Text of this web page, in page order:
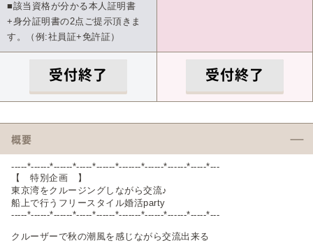
■該当資格が分かる本人証明書
+身分証明書の2点ご提示頂きま
す。（例:社員証+免許証）
受付終了 受付終了
概要
-----*------*------*-----*------*-------*------*------*-----*---
【 特別企画 】
東京湾をクルージングしながら交流♪
船上で行うフリースタイル婚活party
-----*------*------*-----*------*-------*------*------*-----*---
クルーザーで秋の潮風を感じながら交流出来る